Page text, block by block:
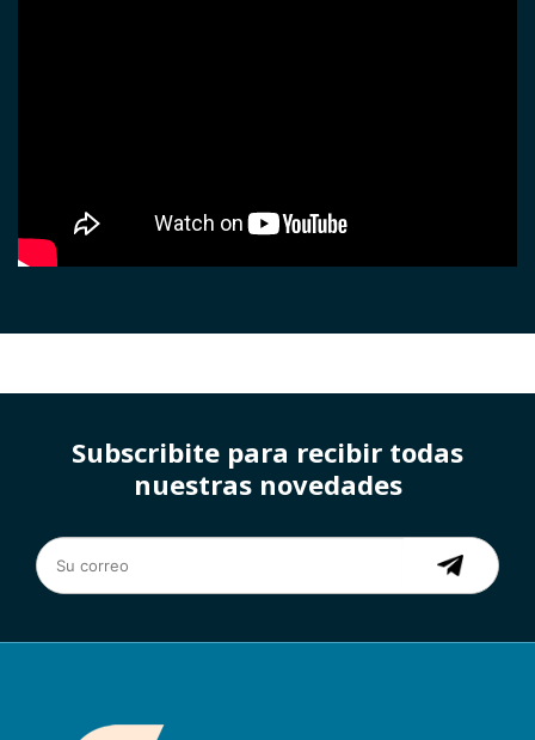
Subscribite para recibir todas
nuestras novedades